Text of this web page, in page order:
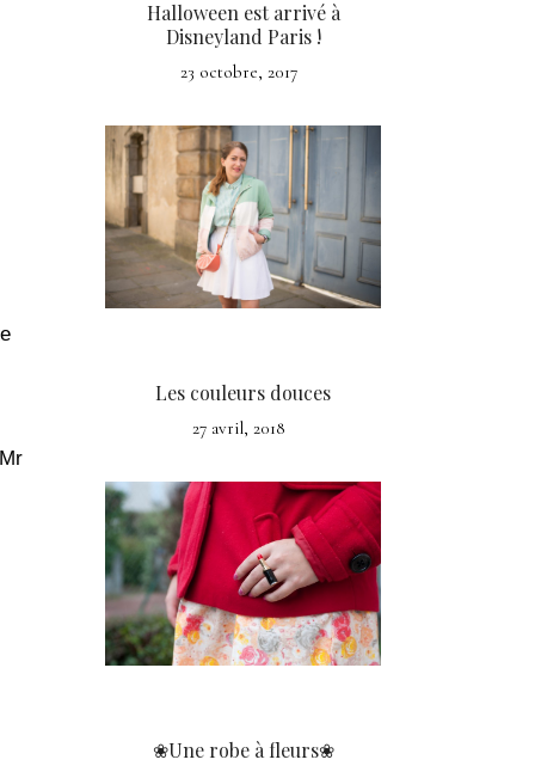
Halloween est arrivé à
Disneyland Paris !
23 octobre, 2017
Les couleurs douces
27 avril, 2018
❀Une robe à fleurs❀